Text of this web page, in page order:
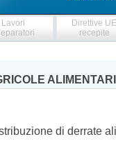
Lavori
Direttive
recepite
di derrate